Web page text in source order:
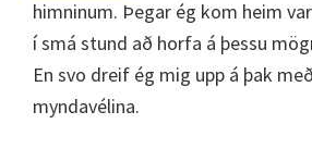
himninum. Þegar ég kom heim
í smá stund að horfa á þessu
En svo dreif ég mig upp á þak
myndavélina.